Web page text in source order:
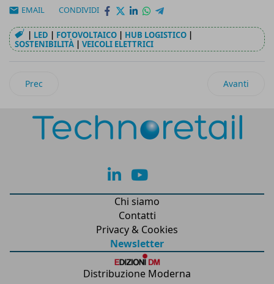
EMAIL
CONDIVIDI
| LED | FOTOVOLTAICO | HUB LOGISTICO |
SOSTENIBILITÀ | VEICOLI ELETTRICI
Articolo precedente: Con myDsv la gestione delle
Prec Articolo
Avanti
lk yt
Chi siamo
Contatti
Privacy & Cookies
Newsletter
Distribuzione Moderna